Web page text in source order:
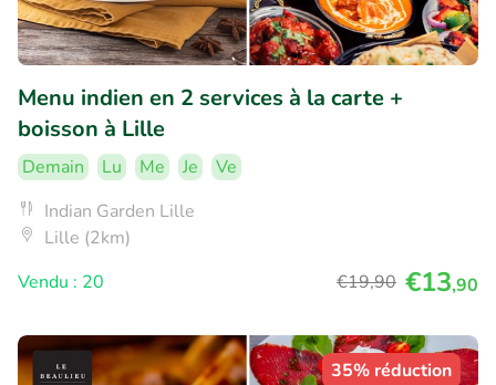
Menu indien en 2 services à la carte +
boisson à Lille
Demain Lu Me Je
Ve
Indian Garden Lille
Lille (2km)
Vendu : 20
€19,90 €13,90
35% réduction